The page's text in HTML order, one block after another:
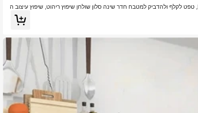
1 גליל בז' עץ מגע נייר דביק עצמי להסרה טפט PVC, טפט לקלף ולהדביק למטבח חדר שינה סלון שולחן שיפוץ ריהוט, שיפוץ עיצוב ה